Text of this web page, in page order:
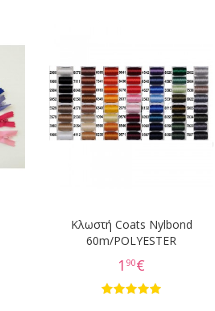
Κλωστή Coats Nylbond
60m/POLYESTER
1 90€